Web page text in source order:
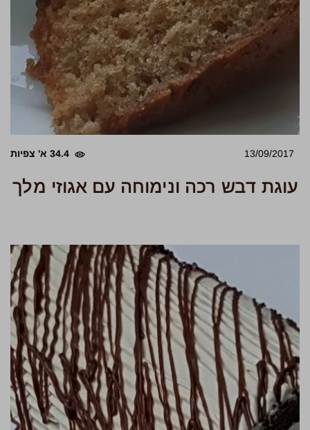
13/09/2017 34.4 א' צפיות
עוגת דבש רכה ונימוחה עם אגוזי מלך